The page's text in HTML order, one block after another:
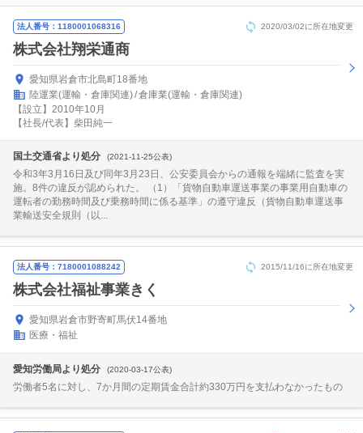
法人番号：1180001068316 2020/03/02に所在地変更
株式会社翔栄通商
愛知県岩倉市北島町18番地
陸運業(運輸・倉庫関連) 倉庫業(運輸・倉庫関連)
【設立】2010年10月
【社長/代表】柴田純一
国土交通省より処分 (2021-11-25公表)
令和3年3月16日及び同年3月23日、公安委員会からの通報を端緒に監査を実
施。8件の違反が認められた。 （1）「貨物自動車運送事業の事業用自動車の
運転者の勤務時間及び乗務時間に係る基準」の遵守違反（貨物自動車運送事
業輸送安全規則（以...
法人番号：7180001088242 2015/11/16に所在地変更
株式会社福祉事業きく
愛知県岩倉市野寄町馬伏14番地
医療・福祉
愛知労働局より処分 (2020-03-17公表)
労働者5名に対し、7か月間の定期賃金合計約330万円を支払わなかったもの